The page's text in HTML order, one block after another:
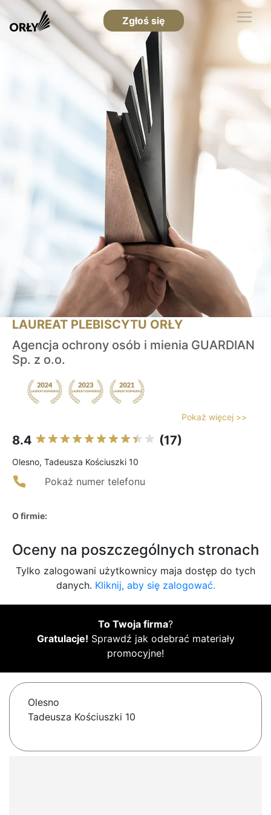
Zgłoś się
LAUREAT PLEBISCYTU ORŁY
Agencja ochrony osób i mienia GUARDIAN
Sp. z o.o.
Pokaż więcej >>
8.4 (17)
Olesno, Tadeusza Kościuszki 10
Pokaż numer telefonu
O firmie:
Oceny na poszczególnych stronach
Tylko zalogowani użytkownicy maja dostęp do tych
danych. Kliknij, aby się zalogować.
To Twoja firma?
Gratulacje! Sprawdź jak odebrać materiały
promocyjne!
Olesno
Tadeusza Kościuszki 10